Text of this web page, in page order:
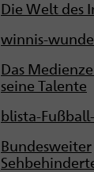
Die Welt des
winnis-
Das
seine Talente
blista-
Bundesweiter